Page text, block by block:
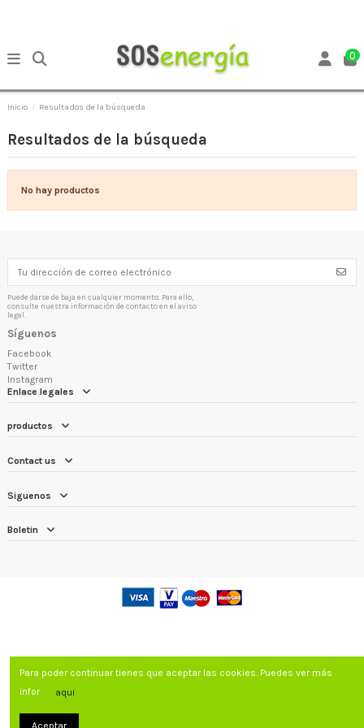
0
Inicio Resultados de la búsqueda
Resultados de la búsqueda
No hay productos
Puede darse de baja en cualquier momento. Para ello,
consulte nuestra información de contacto en el aviso
legal.
Síguenos
Facebook
Twitter
Instagram
Enlace legales
productos
Contact us
Siguenos
Boletin
Para poder continuar tienes que aceptar las cookies. Puedes ver más
infor
aqui
Aceptar